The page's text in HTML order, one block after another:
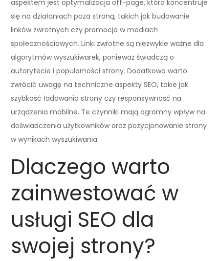
aspektem jest optymalizacja off-page, która koncentruje
się na działaniach poza stroną, takich jak budowanie
linków zwrotnych czy promocja w mediach
społecznościowych. Linki zwrotne są niezwykle ważne dla
algorytmów wyszukiwarek, ponieważ świadczą o
autorytecie i popularności strony. Dodatkowo warto
zwrócić uwagę na techniczne aspekty SEO, takie jak
szybkość ładowania strony czy responsywność na
urządzenia mobilne. Te czynniki mają ogromny wpływ na
doświadczenia użytkowników oraz pozycjonowanie strony
w wynikach wyszukiwania.
Dlaczego warto
zainwestować w
usługi SEO dla
swojej strony?